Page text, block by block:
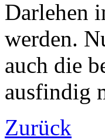
Darlehen
werden.
auch die
ausfindig
Zurück